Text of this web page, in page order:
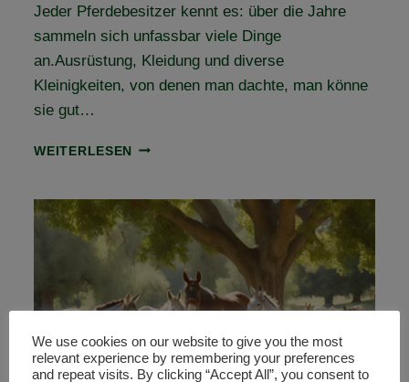
Jeder Pferdebesitzer kennt es: über die Jahre
sammeln sich unfassbar viele Dinge
an.Ausrüstung, Kleidung und diverse
Kleinigkeiten, von denen man dachte, man könne
sie gut…
WEITERLESEN FLOHMARKT
We use cookies on our website to give you the most
relevant experience by remembering your preferences
and repeat visits. By clicking “Accept All”, you consent to